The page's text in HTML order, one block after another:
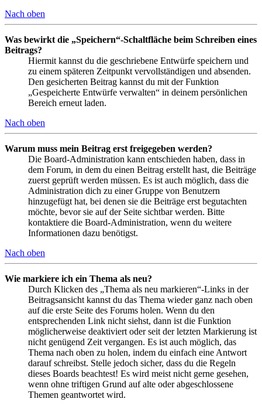
Nach oben
Was bewirkt die „Speichern“-Schaltfläche beim Schreiben eines
Beitrags?
Hiermit kannst du die geschriebene Entwürfe speichern und
zu einem späteren Zeitpunkt vervollständigen und absenden.
Den gesicherten Beitrag kannst du mit der Funktion
„Gespeicherte Entwürfe verwalten“ in deinem persönlichen
Bereich erneut laden.
Nach oben
Warum muss mein Beitrag erst freigegeben werden?
Die Board-Administration kann entschieden haben, dass in
dem Forum, in dem du einen Beitrag erstellt hast, die Beiträge
zuerst geprüft werden müssen. Es ist auch möglich, dass die
Administration dich zu einer Gruppe von Benutzern
hinzugefügt hat, bei denen sie die Beiträge erst begutachten
möchte, bevor sie auf der Seite sichtbar werden. Bitte
kontaktiere die Board-Administration, wenn du weitere
Informationen dazu benötigst.
Nach oben
Wie markiere ich ein Thema als neu?
Durch Klicken des „Thema als neu markieren“-Links in der
Beitragsansicht kannst du das Thema wieder ganz nach oben
auf die erste Seite des Forums holen. Wenn du den
entsprechenden Link nicht siehst, dann ist die Funktion
möglicherweise deaktiviert oder seit der letzten Markierung ist
nicht genügend Zeit vergangen. Es ist auch möglich, das
Thema nach oben zu holen, indem du einfach eine Antwort
darauf schreibst. Stelle jedoch sicher, dass du die Regeln
dieses Boards beachtest! Es wird meist nicht gerne gesehen,
wenn ohne triftigen Grund auf alte oder abgeschlossene
Themen geantwortet wird.